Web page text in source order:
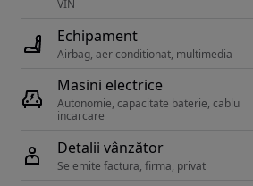
Echipament
Airbag, aer conditionat, multimedia
Masini electrice
Autonomie, capacitate baterie, cablu
Detalii vânzător
Se emite factura, firma, privat